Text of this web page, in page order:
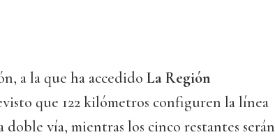
a la que ha accedido La Región
que 122 kilómetros configuren la línea
doble vía, mientras los cinco restantes serán